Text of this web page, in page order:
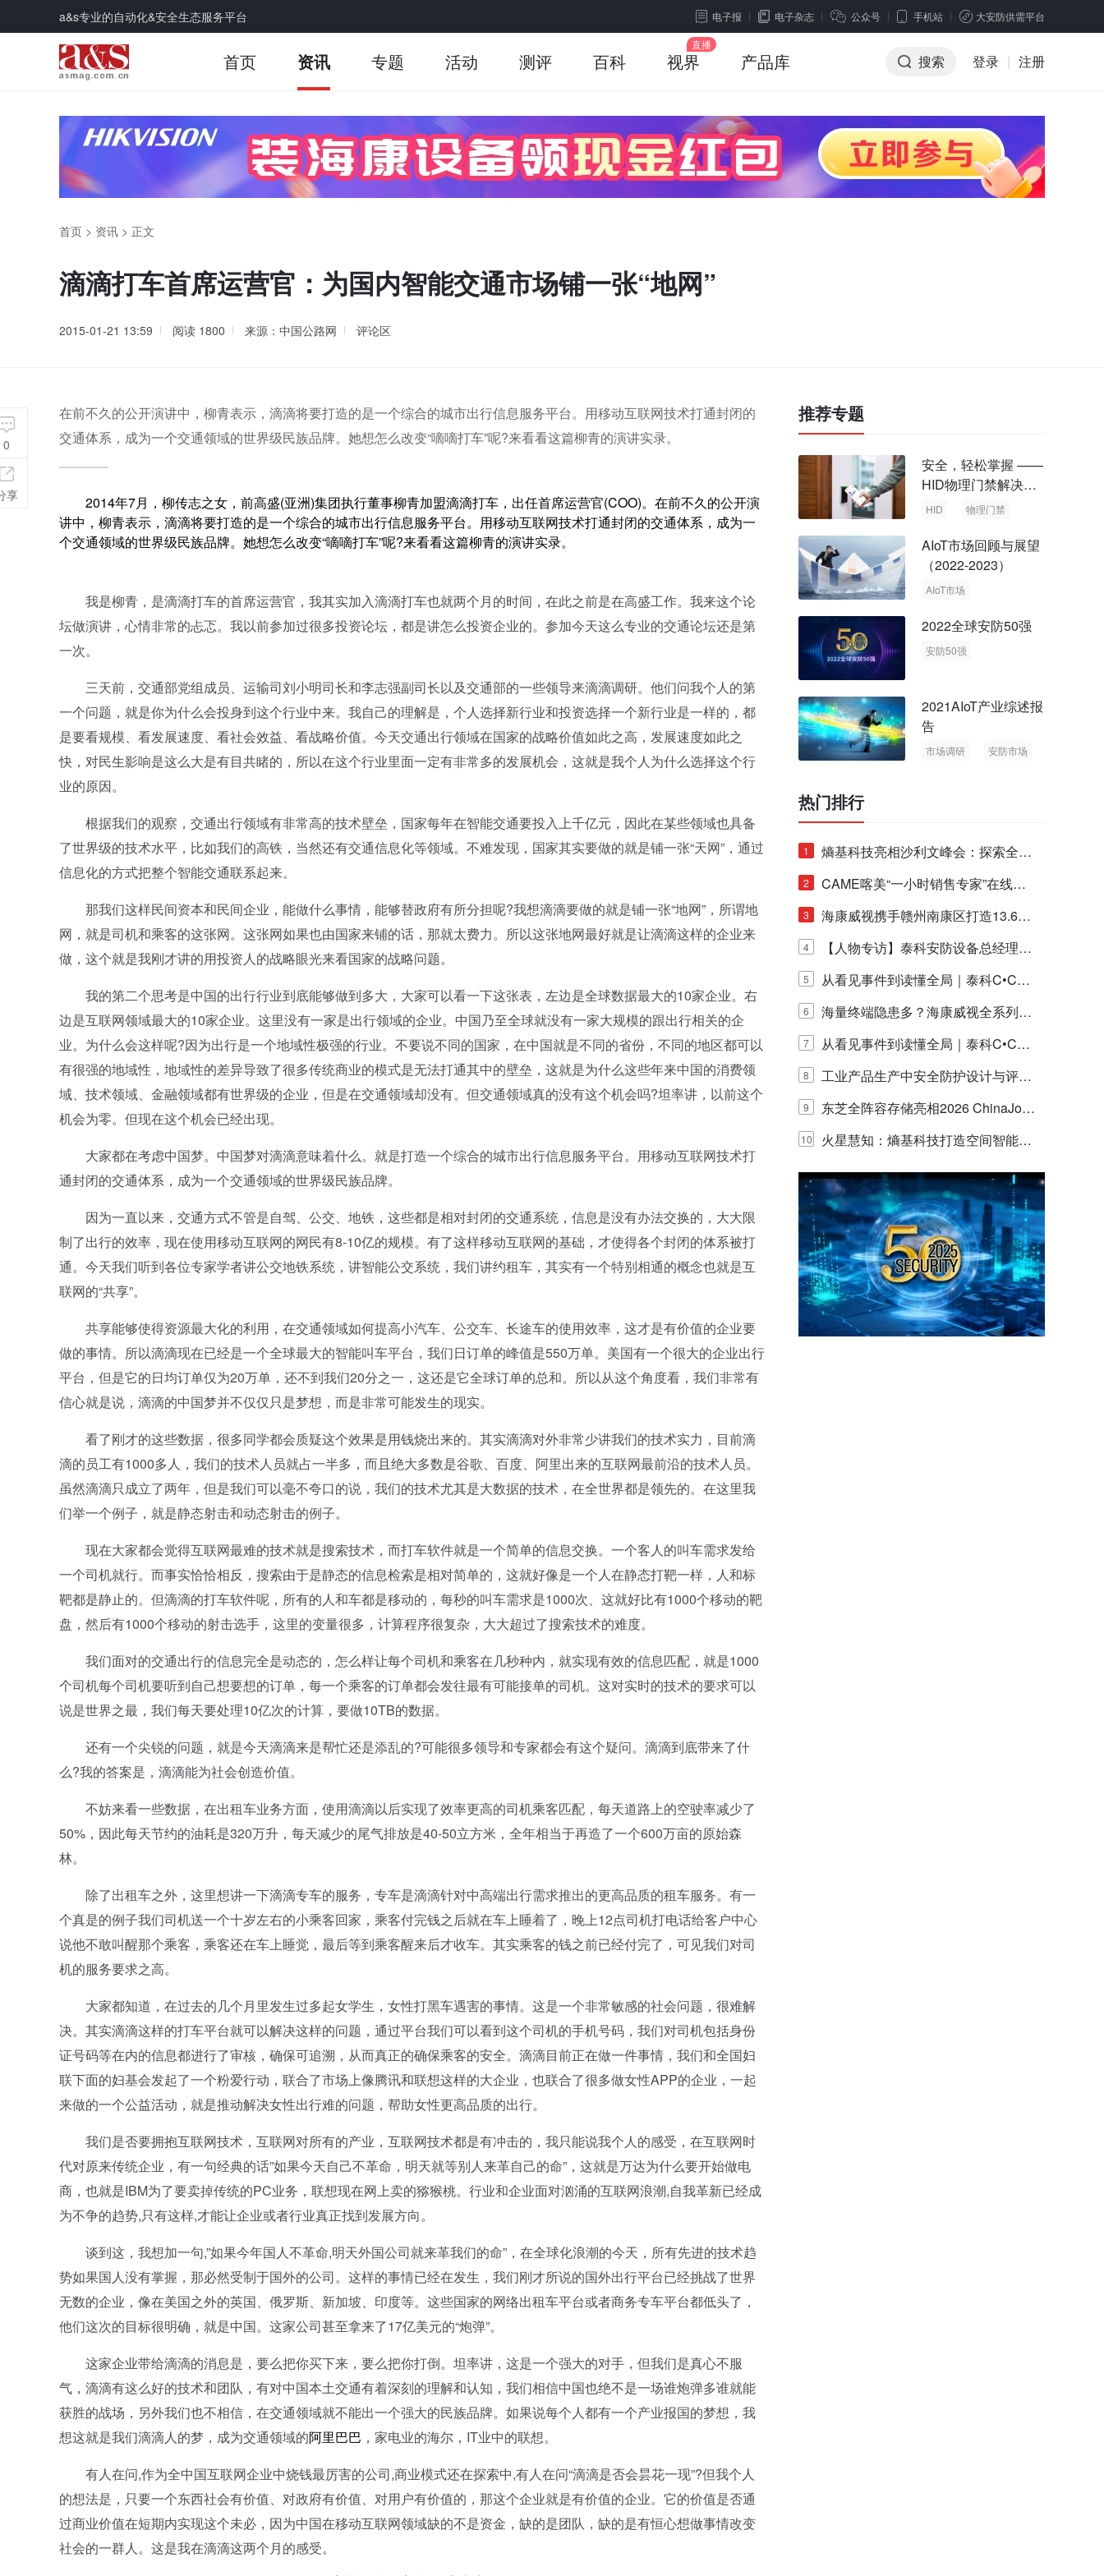
a&s专业的自动化&安全生态服务平台 电子报 电子杂志 公众号 手机站 大安防供需平台
首页 资讯 专题 活动 测评 百科 视界 产品库 搜索 登录 | 注册
首页 > 资讯 > 正文
滴滴打车首席运营官：为国内智能交通市场铺一张“地网”
2015-01-21 13:59 阅读 1800 来源：中国公路网 评论区
在前不久的公开演讲中，柳青表示，滴滴将要打造的是一个综合的城市出行信息服务平台。用移动互联网技术打通封闭的
交通体系，成为一个交通领域的世界级民族品牌。她想怎么改变“嘀嘀打车”呢?来看看这篇柳青的演讲实录。
2014年7月，柳传志之女，前高盛(亚洲)集团执行董事柳青加盟滴滴打车，出任首席运营官(COO)。在前不久的公开演
讲中，柳青表示，滴滴将要打造的是一个综合的城市出行信息服务平台。用移动互联网技术打通封闭的交通体系，成为一
个交通领域的世界级民族品牌。她想怎么改变“嘀嘀打车”呢?来看看这篇柳青的演讲实录。
我是柳青，是滴滴打车的首席运营官，我其实加入滴滴打车也就两个月的时间，在此之前是在高盛工作。我来这个论
坛做演讲，心情非常的忐忑。我以前参加过很多投资论坛，都是讲怎么投资企业的。参加今天这么专业的交通论坛还是第
一次。
三天前，交通部党组成员、运输司刘小明司长和李志强副司长以及交通部的一些领导来滴滴调研。他们问我个人的第
一个问题，就是你为什么会投身到这个行业中来。我自己的理解是，个人选择新行业和投资选择一个新行业是一样的，都
是要看规模、看发展速度、看社会效益、看战略价值。今天交通出行领域在国家的战略价值如此之高，发展速度如此之
快，对民生影响是这么大是有目共睹的，所以在这个行业里面一定有非常多的发展机会，这就是我个人为什么选择这个行
业的原因。
根据我们的观察，交通出行领域有非常高的技术壁垒，国家每年在智能交通要投入上千亿元，因此在某些领域也具备
了世界级的技术水平，比如我们的高铁，当然还有交通信息化等领域。不难发现，国家其实要做的就是铺一张“天网”，通过
信息化的方式把整个智能交通联系起来。
那我们这样民间资本和民间企业，能做什么事情，能够替政府有所分担呢?我想滴滴要做的就是铺一张“地网”，所谓地
网，就是司机和乘客的这张网。这张网如果也由国家来铺的话，那就太费力。所以这张地网最好就是让滴滴这样的企业来
做，这个就是我刚才讲的用投资人的战略眼光来看国家的战略问题。
我的第二个思考是中国的出行行业到底能够做到多大，大家可以看一下这张表，左边是全球数据最大的10家企业。右
边是互联网领域最大的10家企业。这里没有一家是出行领域的企业。中国乃至全球就没有一家大规模的跟出行相关的企
业。为什么会这样呢?因为出行是一个地域性极强的行业。不要说不同的国家，在中国就是不同的省份，不同的地区都可以
有很强的地域性，地域性的差异导致了很多传统商业的模式是无法打通其中的壁垒，这就是为什么这些年来中国的消费领
域、技术领域、金融领域都有世界级的企业，但是在交通领域却没有。但交通领域真的没有这个机会吗?坦率讲，以前这个
机会为零。但现在这个机会已经出现。
大家都在考虑中国梦。中国梦对滴滴意味着什么。就是打造一个综合的城市出行信息服务平台。用移动互联网技术打
通封闭的交通体系，成为一个交通领域的世界级民族品牌。
因为一直以来，交通方式不管是自驾、公交、地铁，这些都是相对封闭的交通系统，信息是没有办法交换的，大大限
制了出行的效率，现在使用移动互联网的网民有8-10亿的规模。有了这样移动互联网的基础，才使得各个封闭的体系被打
通。今天我们听到各位专家学者讲公交地铁系统，讲智能公交系统，我们讲约租车，其实有一个特别相通的概念也就是互
联网的“共享”。
共享能够使得资源最大化的利用，在交通领域如何提高小汽车、公交车、长途车的使用效率，这才是有价值的企业要
做的事情。所以滴滴现在已经是一个全球最大的智能叫车平台，我们日订单的峰值是550万单。美国有一个很大的企业出行
平台，但是它的日均订单仅为20万单，还不到我们20分之一，这还是它全球订单的总和。所以从这个角度看，我们非常有
信心就是说，滴滴的中国梦并不仅仅只是梦想，而是非常可能发生的现实。
看了刚才的这些数据，很多同学都会质疑这个效果是用钱烧出来的。其实滴滴对外非常少讲我们的技术实力，目前滴
滴的员工有1000多人，我们的技术人员就占一半多，而且绝大多数是谷歌、百度、阿里出来的互联网最前沿的技术人员。
虽然滴滴只成立了两年，但是我们可以毫不夸口的说，我们的技术尤其是大数据的技术，在全世界都是领先的。在这里我
们举一个例子，就是静态射击和动态射击的例子。
现在大家都会觉得互联网最难的技术就是搜索技术，而打车软件就是一个简单的信息交换。一个客人的叫车需求发给
一个司机就行。而事实恰恰相反，搜索由于是静态的信息检索是相对简单的，这就好像是一个人在静态打靶一样，人和标
靶都是静止的。但滴滴的打车软件呢，所有的人和车都是移动的，每秒的叫车需求是1000次、这就好比有1000个移动的靶
盘，然后有1000个移动的射击选手，这里的变量很多，计算程序很复杂，大大超过了搜索技术的难度。
我们面对的交通出行的信息完全是动态的，怎么样让每个司机和乘客在几秒种内，就实现有效的信息匹配，就是1000
个司机每个司机要听到自己想要想的订单，每一个乘客的订单都会发往最有可能接单的司机。这对实时的技术的要求可以
说是世界之最，我们每天要处理10亿次的计算，要做10TB的数据。
还有一个尖锐的问题，就是今天滴滴来是帮忙还是添乱的?可能很多领导和专家都会有这个疑问。滴滴到底带来了什
么?我的答案是，滴滴能为社会创造价值。
不妨来看一些数据，在出租车业务方面，使用滴滴以后实现了效率更高的司机乘客匹配，每天道路上的空驶率减少了
50%，因此每天节约的油耗是320万升，每天减少的尾气排放是40-50立方米，全年相当于再造了一个600万亩的原始森
林。
除了出租车之外，这里想讲一下滴滴专车的服务，专车是滴滴针对中高端出行需求推出的更高品质的租车服务。有一
个真是的例子我们司机送一个十岁左右的小乘客回家，乘客付完钱之后就在车上睡着了，晚上12点司机打电话给客户中心
说他不敢叫醒那个乘客，乘客还在车上睡觉，最后等到乘客醒来后才收车。其实乘客的钱之前已经付完了，可见我们对司
机的服务要求之高。
大家都知道，在过去的几个月里发生过多起女学生，女性打黑车遇害的事情。这是一个非常敏感的社会问题，很难解
决。其实滴滴这样的打车平台就可以解决这样的问题，通过平台我们可以看到这个司机的手机号码，我们对司机包括身份
证号码等在内的信息都进行了审核，确保可追溯，从而真正的确保乘客的安全。滴滴目前正在做一件事情，我们和全国妇
联下面的妇基会发起了一个粉爱行动，联合了市场上像腾讯和联想这样的大企业，也联合了很多做女性APP的企业，一起
来做的一个公益活动，就是推动解决女性出行难的问题，帮助女性更高品质的出行。
我们是否要拥抱互联网技术，互联网对所有的产业，互联网技术都是有冲击的，我只能说我个人的感受，在互联网时
代对原来传统企业，有一句经典的话”如果今天自己不革命，明天就等别人来革自己的命”，这就是万达为什么要开始做电
商，也就是IBM为了要卖掉传统的PC业务，联想现在网上卖的猕猴桃。行业和企业面对汹涌的互联网浪潮,自我革新已经成
为不争的趋势,只有这样,才能让企业或者行业真正找到发展方向。
谈到这，我想加一句,”如果今年国人不革命,明天外国公司就来革我们的命”，在全球化浪潮的今天，所有先进的技术趋
势如果国人没有掌握，那必然受制于国外的公司。这样的事情已经在发生，我们刚才所说的国外出行平台已经挑战了世界
无数的企业，像在美国之外的英国、俄罗斯、新加坡、印度等。这些国家的网络出租车平台或者商务专车平台都低头了，
他们这次的目标很明确，就是中国。这家公司甚至拿来了17亿美元的“炮弹”。
这家企业带给滴滴的消息是，要么把你买下来，要么把你打倒。坦率讲，这是一个强大的对手，但我们是真心不服
气，滴滴有这么好的技术和团队，有对中国本土交通有着深刻的理解和认知，我们相信中国也绝不是一场谁炮弹多谁就能
获胜的战场，另外我们也不相信，在交通领域就不能出一个强大的民族品牌。如果说每个人都有一个产业报国的梦想，我
想这就是我们滴滴人的梦，成为交通领域的阿里巴巴 ，家电业的海尔，IT业中的联想。
有人在问,作为全中国互联网企业中烧钱最厉害的公司,商业模式还在探索中,有人在问“滴滴是否会昙花一现”?但我个人
的想法是，只要一个东西社会有价值、对政府有价值、对用户有价值的，那这个企业就是有价值的企业。它的价值是否通
过商业价值在短期内实现这个未必，因为中国在移动互联网领域缺的不是资金，缺的是团队，缺的是有恒心想做事情改变
社会的一群人。这是我在滴滴这两个月的感受。
0
享
推荐专题
安全，轻松掌握 ——
HID物理门禁解决方
案，启动智慧安全新
HID 物理门禁
AIoT市场回顾与展望
（2022-2023）
AIoT市场
2022全球安防50强
安防50强
2021AIoT产业综述报
告
市场调研
安防市场
热门排行
1
熵基科技亮相沙利文峰会：探索全栈
脑机技术商业化生态新路径
2
CAME喀美“一小时销售专家”在线赋
能培训正式启动！
3
海康威视携手赣州南康区打造13.6公
里绿波网
4
【人物专访】泰科安防设备总经理张
宁解码安防出海新范式
5
从看见事件到读懂全局｜泰科C•CUR
E IQ 3.20开启安防运营智能新时代
6
海量终端隐患多？海康威视全系列物
联安全产品，四层守护更放心！
7
从看见事件到读懂全局｜泰科C•CUR
E IQ 3.20开启安防运营智能新时代
8
工业产品生产中安全防护设计与评估
的实践与探讨
9
东芝全阵容存储亮相2026 ChinaJo
y，以海量数据底座赋能“与AI同游”新
体验
10
火星慧知：熵基科技打造空间智能时
代的认知中枢